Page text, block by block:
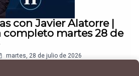
con Javier Alatorre |
completo martes 28 de
martes, 28 de julio de 2026